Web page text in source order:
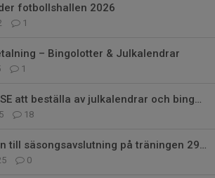
fotbollshallen 2026
1
– Bingolotter & Julkalendrar
1
PÅMINNELSE att beställa av julkalendrar och bingolotter!
18
Välkommen till säsongsavslutning på träningen 29/9 med föräldramatch & fika
0